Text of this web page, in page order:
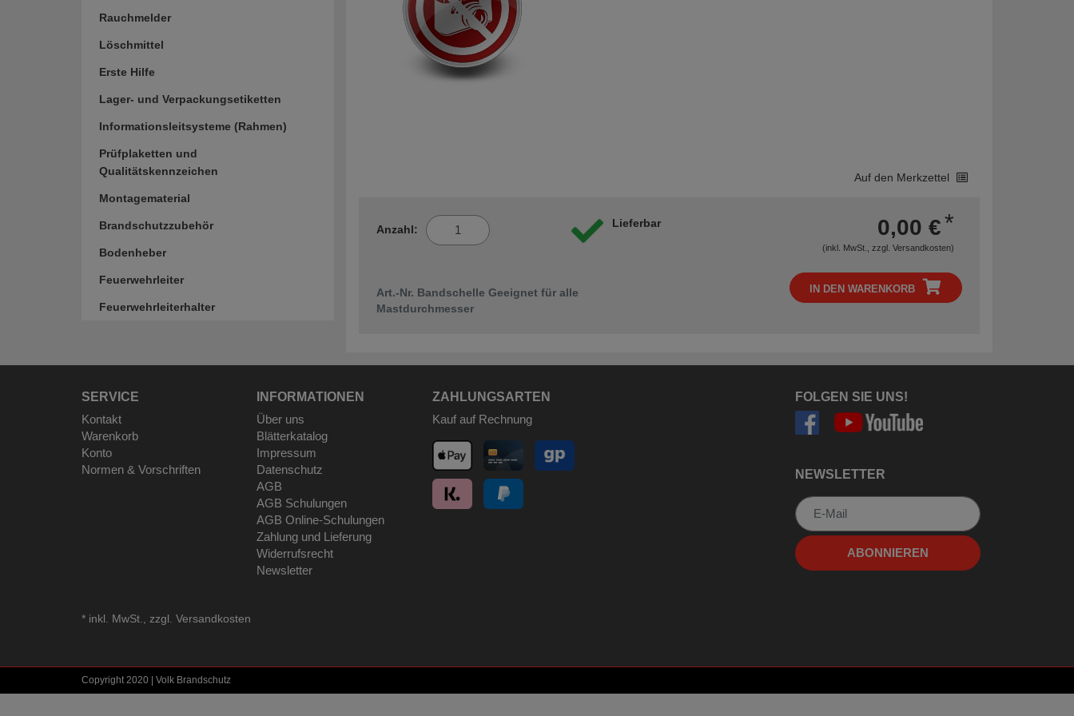
Rauchmelder
Löschmittel
Erste Hilfe
Lager- und Verpackungsetiketten
Informationsleitsysteme (Rahmen)
Prüfplaketten und
Qualitätskennzeichen
Montagematerial
Brandschutzzubehör
Bodenheber
Feuerwehrleiter
Feuerwehrleiterhalter
Auf den Merkzettel
Anzahl: Lieferbar 0,00 €*
(inkl. MwSt., zzgl. Versandkosten)
Art.-Nr. Bandschelle Geeignet für alle
Mastdurchmesser
IN DEN WARENKORB
SERVICE
Kontakt
Warenkorb
Konto
Normen & Vorschriften
INFORMATIONEN
Über uns
Blätterkatalog
Impressum
Datenschutz
AGB
AGB Schulungen
AGB Online-Schulungen
Zahlung und Lieferung
Widerrufsrecht
Newsletter
ZAHLUNGSARTEN
Kauf auf Rechnung
FOLGEN SIE UNS!
NEWSLETTER
Newsletter
ABONNIEREN
* inkl. MwSt., zzgl. Versandkosten
Copyright 2020 | Volk Brandschutz